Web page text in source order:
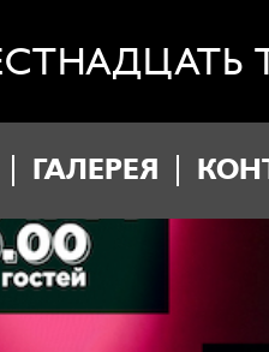
ГАЛЕРЕЯ